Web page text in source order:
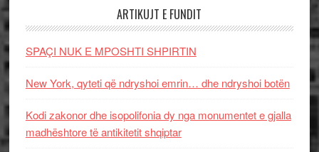
ARTIKUJT E FUNDIT
SPAÇI NUK E MPOSHTI SHPIRTIN
New York, qyteti që ndryshoi emrin… dhe ndryshoi botën
Kodi zakonor dhe isopolifonia dy nga monumentet e gjalla
madhështore të antikitetit shqiptar